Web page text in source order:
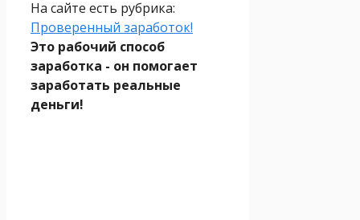
На сайте есть рубрика:
Проверенный заработок!
Это рабочий способ
заработка - он помогает
заработать реальные
деньги!